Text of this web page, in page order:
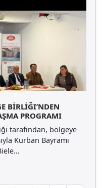
BİRLİĞI’NDEN
PROGRAMI
tarafından, bölgeye
Kurban Bayramı